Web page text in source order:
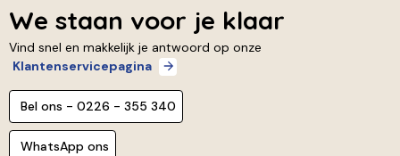
We staan voor je klaar
Vind snel en makkelijk je antwoord op onze
Klantenservicepagina
Bel ons - 0226 - 355 340
WhatsApp ons